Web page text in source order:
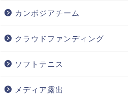
カンボジアチーム
クラウドファンディング
ソフトテニス
メディア露出